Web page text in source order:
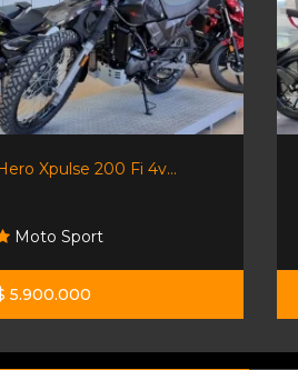
Xpulse 200 Fi 4v...
Moto Sport
5.900.000